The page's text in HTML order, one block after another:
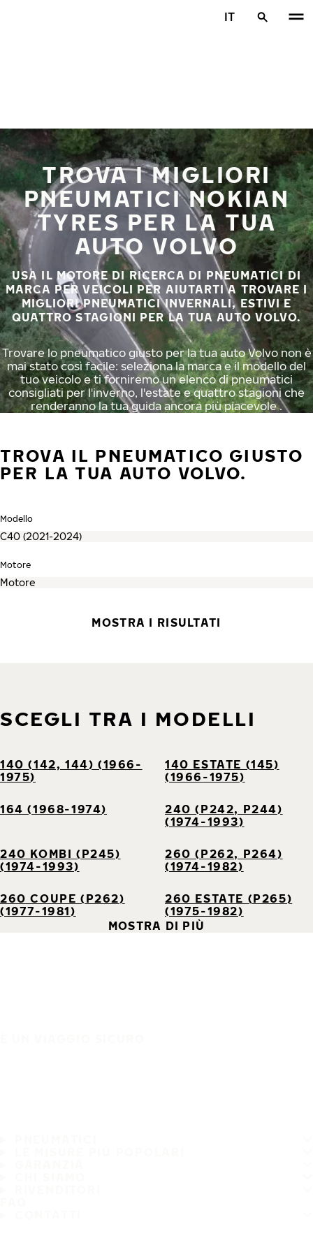
IT
TROVA I MIGLIORI
PNEUMATICI NOKIAN
TYRES PER LA TUA
AUTO VOLVO
USA IL MOTORE DI RICERCA DI PNEUMATICI DI
MARCA PER VEICOLI PER AIUTARTI A TROVARE I
MIGLIORI PNEUMATICI INVERNALI, ESTIVI E
QUATTRO STAGIONI PER LA TUA AUTO VOLVO.
Trovare lo pneumatico giusto per la tua auto Volvo non è
mai stato così facile: seleziona la marca e il modello del
tuo veicolo e ti forniremo un elenco di pneumatici
consigliati per l'inverno, l'estate e quattro stagioni che
renderanno la tua guida ancora più piacevole .
TROVA IL PNEUMATICO GIUSTO
PER LA TUA AUTO VOLVO.
Modello
Motore
MOSTRA I RISULTATI
SCEGLI TRA I MODELLI
140 (142, 144) (1966-
1975)
140 ESTATE (145)
(1966-1975)
164 (1968-1974)
240 (P242, P244)
(1974-1993)
240 KOMBI (P245)
(1974-1993)
260 (P262, P264)
(1974-1982)
260 COUPE (P262)
(1977-1981)
260 ESTATE (P265)
(1975-1982)
MOSTRA DI PIÙ